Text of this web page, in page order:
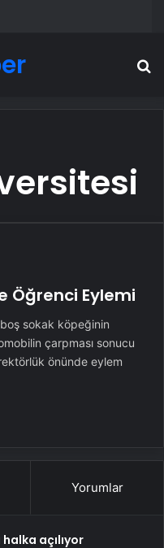
Öğrenci Eylemi
sokak köpeğinin
çarpması sonucu
önünde eylem
Yorumlar
açılıyor